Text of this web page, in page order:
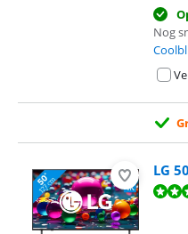
Nog
LG
Beoordeling is 8,8 van de 10,